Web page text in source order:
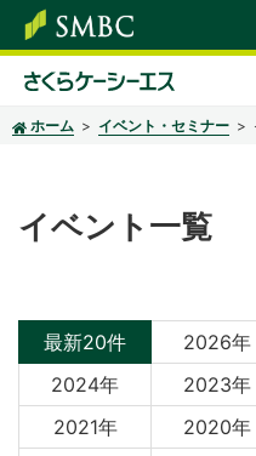
ホーム イベント・セミナー
イベント一覧
最新20件 2026年
2024年
2023年
2021年
2020年
さくらケーシーエスと
サステナビリティ
企業情報